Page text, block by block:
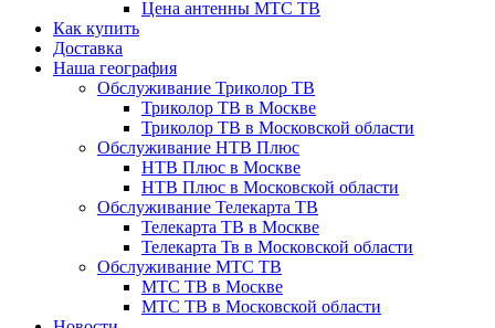
Цена антенны МТС ТВ
Как купить
Доставка
Наша география
Обслуживание Триколор ТВ
Триколор ТВ в Москве
Триколор ТВ в Московской области
Обслуживание НТВ Плюс
НТВ Плюс в Москве
НТВ Плюс в Московской области
Обслуживание Телекарта ТВ
Телекарта ТВ в Москве
Телекарта Тв в Московской области
Обслуживание МТС ТВ
МТС ТВ в Москве
МТС ТВ в Московской области